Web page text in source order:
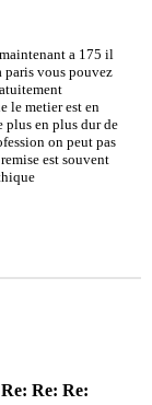
a 175 il
paris vous pouvez
le metier est en
plus en plus dur de
on peut pas
est souvent
Re: Re: